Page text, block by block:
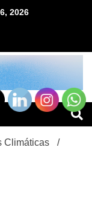
2026
Climáticas